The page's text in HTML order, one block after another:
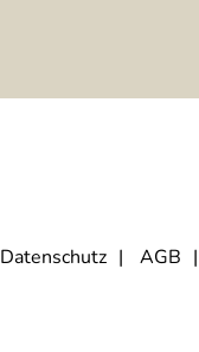
Datenschutz AGB